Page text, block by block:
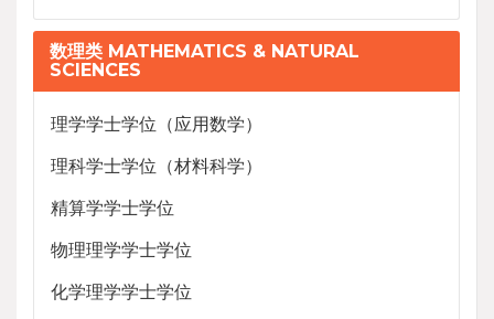
数理类 MATHEMATICS & NATURAL
SCIENCES
理学学士学位（应用数学）
理科学士学位（材料科学）
精算学学士学位
物理理学学士学位
化学理学学士学位